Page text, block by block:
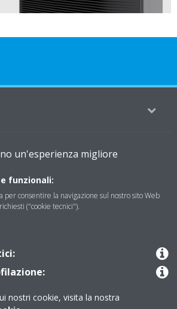
e divulgazione delle vulnerabilità del
un'esperienza migliore
funzionali:
per consentire la navigazione sul nostro sito Web
("cookie tecnici").
nostri cookie, visita la nostra